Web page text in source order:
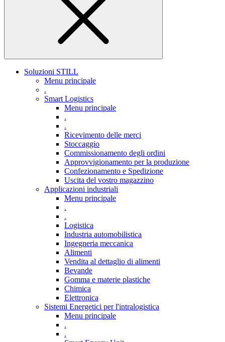
Soluzioni STILL
Menu principale
.
Smart Logistics
Menu principale
.
.
Ricevimento delle merci
Stoccaggio
Commissionamento degli ordini
Approvvigionamento per la produzione
Confezionamento e Spedizione
Uscita del vostro magazzino
Applicazioni industriali
Menu principale
.
.
Logistica
Industria automobilistica
Ingegneria meccanica
Alimenti
Vendita al dettaglio di alimenti
Bevande
Gomma e materie plastiche
Chimica
Elettronica
Sistemi Energetici per l'intralogistica
Menu principale
.
.